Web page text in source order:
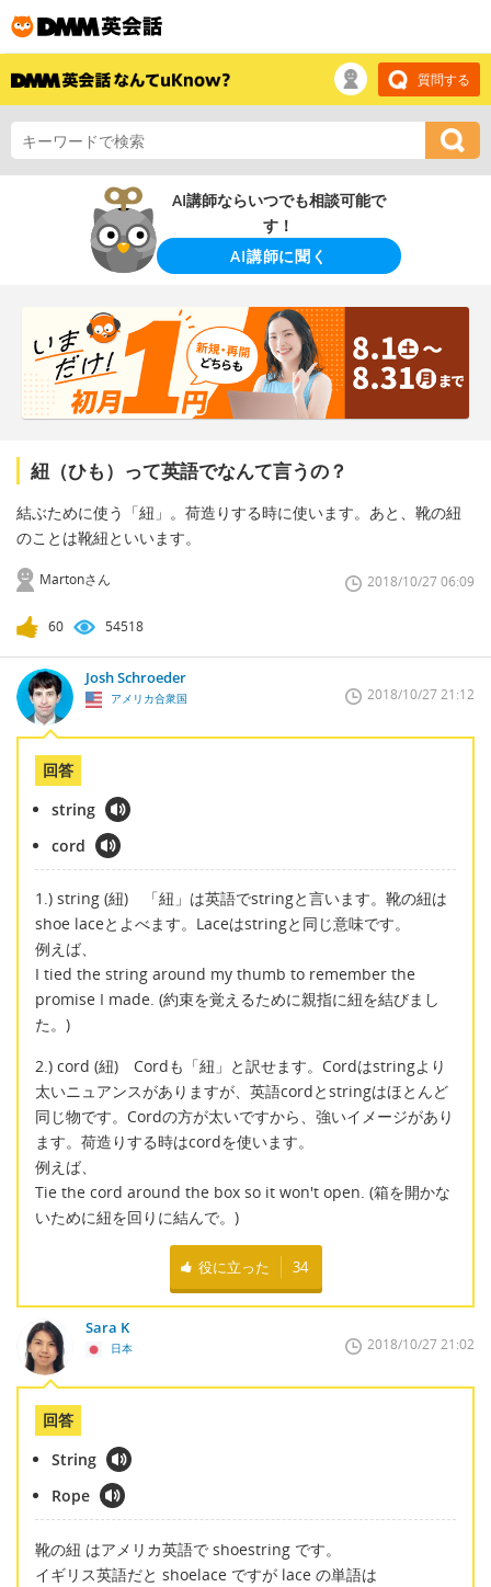
質問する
AI講師ならいつでも相談可能で
す！
AI講師に聞く
紐（ひも）って英語でなんて言うの？
結ぶために使う「紐」。荷造りする時に使います。あと、靴の紐
のことは靴紐といいます。
Martonさん 2018/10/27 06:09
60 54518
Josh Schroeder
アメリカ合衆国 2018/10/27 21:12
回答
string
cord
1.) string (紐) 「紐」は英語でstringと言います。靴の紐は
shoe laceとよべます。Laceはstringと同じ意味です。
例えば、
I tied the string around my thumb to remember the
promise I made. (約束を覚えるために親指に紐を結びまし
た。)
2.) cord (紐) Cordも「紐」と訳せます。Cordはstringより
太いニュアンスがありますが、英語cordとstringはほとんど
同じ物です。Cordの方が太いですから、強いイメージがあり
ます。荷造りする時はcordを使います。
例えば、
Tie the cord around the box so it won't open. (箱を開かな
いために紐を回りに結んで。)
役に立った 34
Sara K
日本 2018/10/27 21:02
回答
String
Rope
靴の紐 はアメリカ英語で shoestring です。
イギリス英語だと shoelace ですが lace の単語は